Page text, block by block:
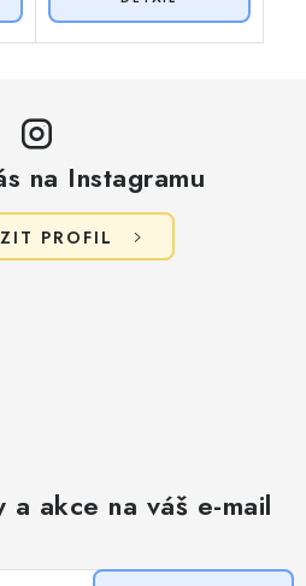
na Instagramu
PROFIL
akce na váš e-mail